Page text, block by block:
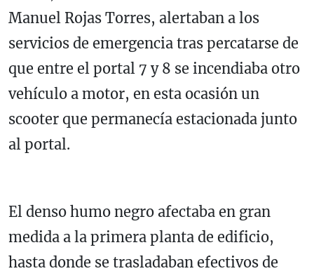
Manuel Rojas Torres, alertaban a los
servicios de emergencia tras percatarse de
que entre el portal 7 y 8 se incendiaba otro
vehículo a motor, en esta ocasión un
scooter que permanecía estacionada junto
al portal.
El denso humo negro afectaba en gran
medida a la primera planta de edificio,
hasta donde se trasladaban efectivos de